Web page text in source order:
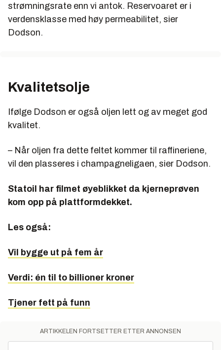
strømningsrate enn vi antok. Reservoaret er i
verdensklasse med høy permeabilitet, sier
Dodson.
Kvalitetsolje
Ifølge Dodson er også oljen lett og av meget god
kvalitet.
– Når oljen fra dette feltet kommer til raffineriene,
vil den plasseres i champagneligaen, sier Dodson.
Statoil har filmet øyeblikket da kjerneprøven
kom opp på plattformdekket.
Les også:
Vil bygge ut på fem år
Verdi: én til to billioner kroner
Tjener fett på funn
ARTIKKELEN FORTSETTER ETTER ANNONSEN